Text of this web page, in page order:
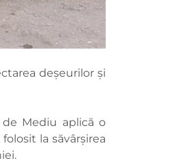
deșeurilor și
Mediu aplică o
la săvârșirea